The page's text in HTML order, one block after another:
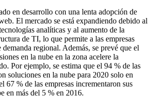
en desarrollo con una lenta adopción de
El mercado se está expandiendo debido al
analíticas y al aumento de la
de TI, lo que permite a las empresas
demanda regional. Además, se prevé que el
en la nube en la zona acelere la
Por ejemplo, se estima que el 94 % de las
soluciones en la nube para 2020 solo en
67 % de las empresas incrementaron sus
en más del 5 % en 2016.